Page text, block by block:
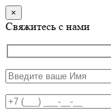
×
Свяжитесь с нами